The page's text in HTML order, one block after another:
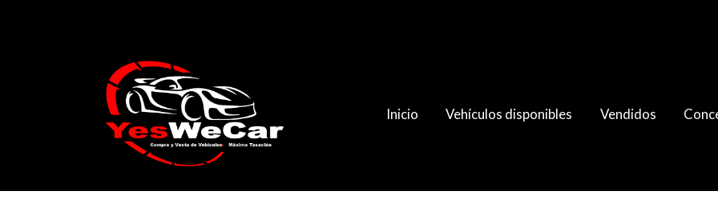
Inicio Vehículos disponibles Vendidos
Catálogo AUDI A4 Avant 35 TDI 163cv 2021